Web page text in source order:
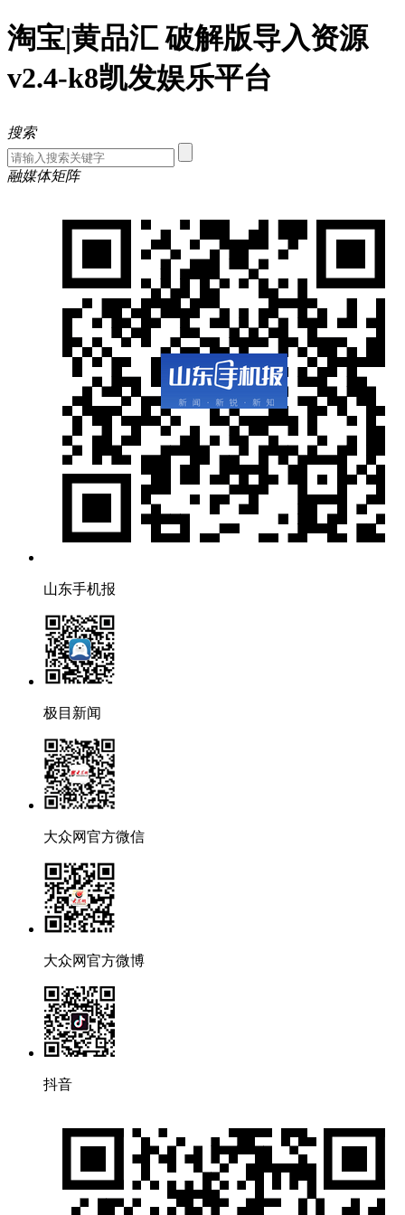
淘宝|黄品汇 破解版导入资源
v2.4-k8凯发娱乐平台
搜索
融媒体矩阵
山东手机报
极目新闻
大众网官方微信
大众网官方微博
抖音